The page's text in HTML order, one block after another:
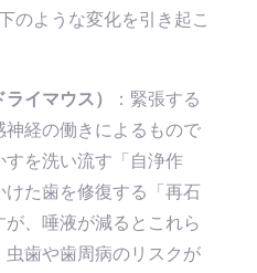
のような変化を引き起こ
イマウス）
：緊張する
神経の働きによるもので
を洗い流す「自浄作
た歯を修復する「再石
、唾液が減るとこれら
歯や歯周病のリスクが